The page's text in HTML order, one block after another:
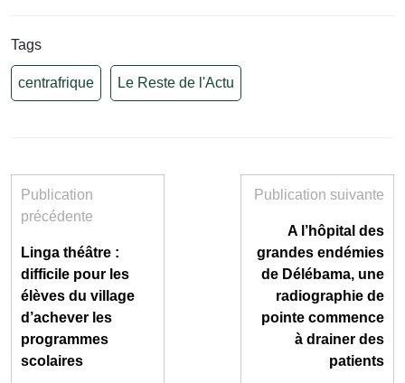
Tags
centrafrique Le Reste de l'Actu
Publication
précédente
Linga théâtre :
difficile pour les
élèves du village
d’achever les
programmes
scolaires
Publication suivante
A l’hôpital des
grandes endémies
de Délébama, une
radiographie de
pointe commence
à drainer des
patients